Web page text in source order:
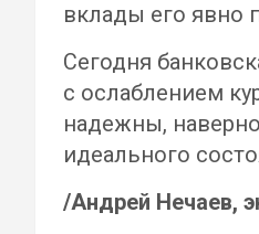
вклады его явно
Сегодня
с ослаблением
надежны,
идеального
/Андрей Нечаев,